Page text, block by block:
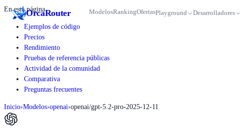
OrcaRouter ModelosRankingOfertasPlayground Desarrolladores
En esta página
Ejemplos de código
Precios
Rendimiento
Pruebas de referencia públicas
Actividad de la comunidad
Comparativa
Preguntas frecuentes
Inicio›Modelos›openai›openai/gpt-5.2-pro-2025-12-11